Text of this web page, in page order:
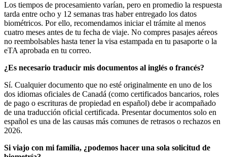
Los tiempos de procesamiento varían, pero en promedio la respuesta
tarda entre ocho y 12 semanas tras haber entregado los datos
biométricos. Por ello, recomendamos iniciar el trámite al menos
cuatro meses antes de tu fecha de viaje. No compres pasajes aéreos
no reembolsables hasta tener la visa estampada en tu pasaporte o la
eTA aprobada en tu correo.
¿Es necesario traducir mis documentos al inglés o francés?
Sí. Cualquier documento que no esté originalmente en uno de los
dos idiomas oficiales de Canadá (como certificados bancarios, roles
de pago o escrituras de propiedad en español) debe ir acompañado
de una traducción oficial certificada. Presentar documentos solo en
español es una de las causas más comunes de retrasos o rechazos en
2026.
Si viajo con mi familia, ¿podemos hacer una sola solicitud de